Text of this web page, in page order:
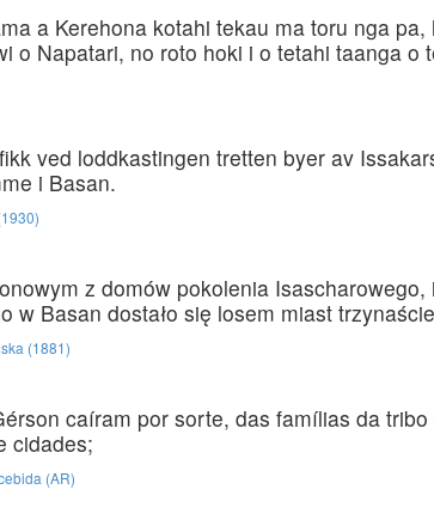
a Kerehona kotahi tekau ma toru nga
o Napatari, no roto hoki i o tetahi taanga o
ved loddkastingen tretten byer av
i Basan.
z domów pokolenia
w Basan dostało się losem miast
(1881)
caíram por sorte, das famílias da
cidades;
(AR)